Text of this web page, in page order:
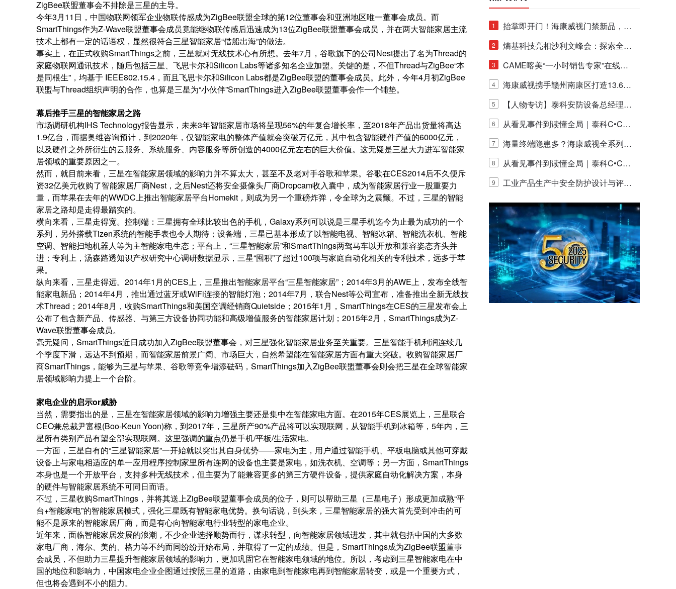
ZigBee联盟董事会不排除是三星的主导。
今年3月11日，中国物联网领军企业物联传感成为ZigBee联盟全球的第12位董事会和亚洲地区唯一董事会成员。而
SmartThings作为Z-Wave联盟董事会成员竟能继物联传感后迅速成为13位ZigBee联盟董事会成员，并在两大智能家居主流
技术上都有一定的话语权，显然很符合三星智能家居“借船出海”的做法。
事实上，在正式收购SmartThings之前，三星就对无线技术心有所想。去年7月，谷歌旗下的公司Nest提出了名为Thread的
家庭物联网通讯技术，随后包括三星、飞思卡尔和Silicon Labs等诸多知名企业加盟。关键的是，不但Thread与ZigBee“本
是同根生”，均基于 IEEE802.15.4，而且飞思卡尔和Silicon Labs都是ZigBee联盟的董事会成员。此外，今年4月初ZigBee
联盟与Thread组织声明的合作，也算是三星为“小伙伴”SmartThings进入ZigBee联盟董事会作一个铺垫。
幕后推手三星的智能家居之路
市场调研机构IHS Technology报告显示，未来3年智能家居市场将呈现56%的年复合增长率，至2018年产品出货量将高达
1.9亿台，而据奥维咨询预计，到2020年，仅智能家电的整体产值就会突破万亿元，其中包含智能硬件产值的6000亿元，
以及硬件之外所衍生的云服务、系统服务、内容服务等所创造的4000亿元左右的巨大价值。这无疑是三星大力进军智能家
居领域的重要原因之一。
然而，就目前来看，三星在智能家居领域的影响力并不算太大，甚至不及老对手谷歌和苹果。谷歌在CES2014后不久便斥
资32亿美元收购了智能家居厂商Nest，之后Nest还将安全摄像头厂商Dropcam收入囊中，成为智能家居行业一股重要力
量，而苹果在去年的WWDC上推出智能家居平台Homekit，则成为另一个重磅炸弹，令全球为之震颤。不过，三星的智能
家居之路却是走得最踏实的。
横向来看，三星走得宽。控制端：三星拥有全球比较出色的手机，Galaxy系列可以说是三星手机迄今为止最为成功的一个
系列，另外搭载Tizen系统的智能手表也令人期待；设备端，三星已基本形成了以智能电视、智能冰箱、智能洗衣机、智能
空调、智能扫地机器人等为主智能家电生态；平台上，“三星智能家居”和SmartThings两驾马车以开放和兼容姿态齐头并
进；专利上，汤森路透知识产权研究中心调研数据显示，三星“囤积”了超过100项与家庭自动化相关的专利技术，远多于苹
果。
纵向来看，三星走得远。2014年1月的CES上，三星推出智能家居平台“三星智能家居”；2014年3月的AWE上，发布全线智
能家电新品；2014年4月，推出通过蓝牙或WiFi连接的智能灯泡；2014年7月，联合Nest等公司宣布，准备推出全新无线技
术Thread；2014年8月，收购SmartThings和美国空调经销商Quietside；2015年1月，SmartThings在CES的三星发布会上
公布了包含新产品、传感器、与第三方设备协同功能和高级增值服务的智能家居计划；2015年2月，SmartThings成为Z-
Wave联盟董事会成员。
毫无疑问，SmartThings近日成功加入ZigBee联盟董事会，对三星强化智能家居业务至关重要。三星智能手机利润连续几
个季度下滑，远达不到预期，而智能家居前景广阔、市场巨大，自然希望能在智能家居方面有重大突破。收购智能家居厂
商SmartThings，能够为三星与苹果、谷歌等竞争增添砝码，SmartThings加入ZigBee联盟董事会则会把三星在全球智能家
居领域影响力提上一个台阶。
家电企业的启示or威胁
当然，需要指出的是，三星在智能家居领域的影响力增强主要还是集中在智能家电方面。在2015年CES展览上，三星联合
CEO兼总裁尹富根(Boo-Keun Yoon)称，到2017年，三星所产90%产品将可以实现联网，从智能手机到冰箱等，5年内，三
星所有类别产品有望全部实现联网。这里强调的重点仍是手机/平板/生活家电。
一方面，三星自有的“三星智能家居”一开始就以突出其自身优势——家电为主，用户通过智能手机、平板电脑或其他可穿戴
设备上与家电相适应的单一应用程序控制家里所有连网的设备也主要是家电，如洗衣机、空调等；另一方面，SmartThings
本身也是一个开放平台，支持多种无线技术，但主要为了能兼容更多的第三方硬件设备，提供家庭自动化解决方案，本身
的硬件与智能家居系统不可同日而语。
不过，三星收购SmartThings，并将其送上ZigBee联盟董事会成员的位子，则可以帮助三星（三星电子）形成更加成熟“平
台+智能家电”的智能家居模式，强化三星既有智能家电优势。换句话说，到头来，三星智能家居的强大首先受到冲击的可
能不是原来的智能家居厂商，而是有心向智能家电行业转型的家电企业。
近年来，面临智能家居发展的浪潮，不少企业选择顺势而行，谋求转型，向智能家居领域进发，其中就包括中国的大多数
家电厂商，海尔、美的、格力等不约而同纷纷开始布局，并取得了一定的成绩。但是，SmartThings成为ZigBee联盟董事
会成员，不但助力三星提升智能家居领域的影响力，更加巩固它在智能家电领域的地位。所以，考虑到三星智能家电在中
国的地位和影响力，中国家电企业企图通过按照三星的道路，由家电到智能家电再到智能家居转变，或是一个重要方式，
但也将会遇到不小的阻力。
1
抬掌即开门！海康威视门禁新品，不
止认人脸，更认"掌"中静脉！
2
熵基科技亮相沙利文峰会：探索全栈
脑机技术商业化生态新路径
3
CAME喀美“一小时销售专家”在线赋
能培训正式启动！
4
海康威视携手赣州南康区打造13.6公
里绿波网
5
【人物专访】泰科安防设备总经理张
宁解码安防出海新范式
6
从看见事件到读懂全局｜泰科C•CUR
E IQ 3.20开启安防运营智能新时代
7
海量终端隐患多？海康威视全系列物
联安全产品，四层守护更放心！
8
从看见事件到读懂全局｜泰科C•CUR
E IQ 3.20开启安防运营智能新时代
9
工业产品生产中安全防护设计与评估
的实践与探讨